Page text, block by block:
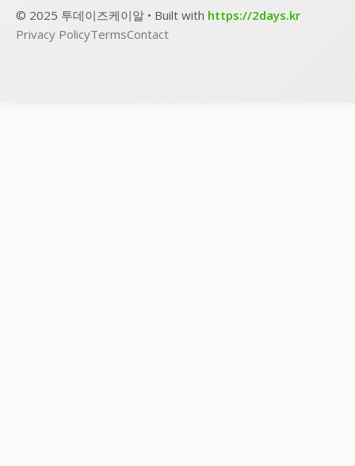
© 2025 투데이즈케이알 • Built with https://2days.kr
Privacy PolicyTermsContact